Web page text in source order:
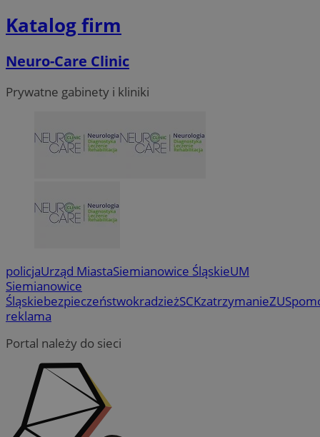
Katalog firm
Neuro-Care Clinic
Prywatne gabinety i kliniki
policjaUrząd MiastaSiemianowice ŚląskieUM
Siemianowice
ŚląskiebezpieczeństwokradzieżSCKzatrzymanieZUS
reklama
Portal należy do sieci